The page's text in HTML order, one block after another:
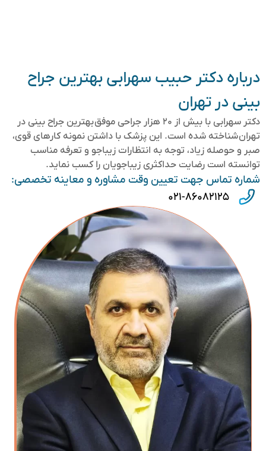
درباره دکتر حبیب سهرابی بهترین جراح
بینی در تهران
دکتر سهرابی با بیش از ۲۰ هزار جراحی موفق بهترین جراح بینی در
تهران شناخته شده است. این پزشک با داشتن نمونه کارهای قوی،
صبر و حوصله زیاد، توجه به انتظارات زیباجو و تعرفه مناسب
توانسته است رضایت حداکثری زیباجویان را کسب نماید.
شماره تماس جهت تعیین وقت مشاوره و معاینه تخصصی:
۰۲۱-۸۶۰۸۲۱۲۵